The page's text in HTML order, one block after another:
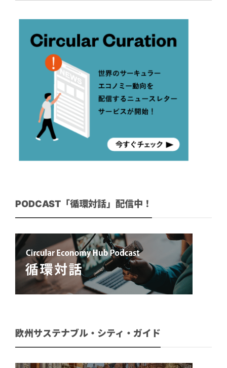
PODCAST「循環対話」配信中！
欧州サステナブル・シティ・ガイド